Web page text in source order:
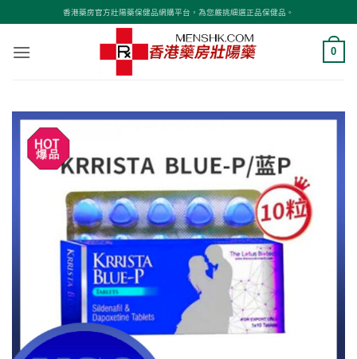
to
content
香港藥房官方壯陽藥保健品網購平台，為您嚴挑細選正品保健品。
0